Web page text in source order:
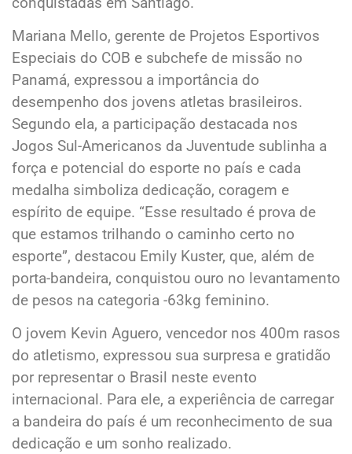
Mariana Mello, gerente de Projetos Esportivos
Especiais do COB e subchefe de missão no
Panamá, expressou a importância do
desempenho dos jovens atletas brasileiros.
Segundo ela, a participação destacada nos
Jogos Sul-Americanos da Juventude sublinha a
força e potencial do esporte no país e cada
medalha simboliza dedicação, coragem e
espírito de equipe. “Esse resultado é prova de
que estamos trilhando o caminho certo no
esporte”, destacou Emily Kuster, que, além de
porta-bandeira, conquistou ouro no levantamento
de pesos na categoria -63kg feminino.
O jovem Kevin Aguero, vencedor nos 400m rasos
do atletismo, expressou sua surpresa e gratidão
por representar o Brasil neste evento
internacional. Para ele, a experiência de carregar
a bandeira do país é um reconhecimento de sua
dedicação e um sonho realizado.